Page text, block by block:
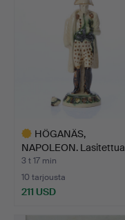
HÖGANÄS,
NAPOLEON. Lasitettua
keramiikkaa.…
3 t 17 min
10 tarjousta
211 USD